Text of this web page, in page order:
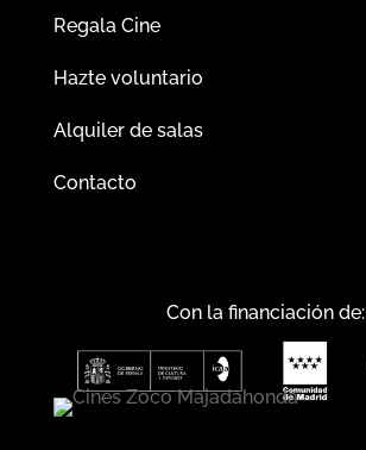
Regala Cine
Hazte voluntario
Alquiler de salas
Contacto
Con la financiación de: